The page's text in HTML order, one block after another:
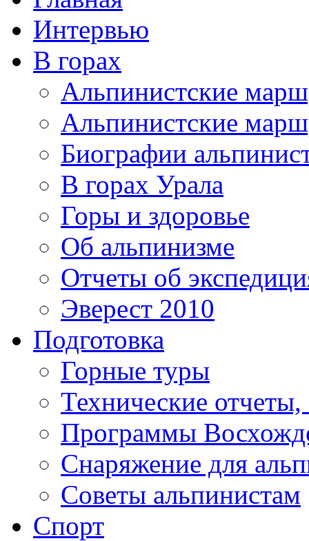
Интервью
В горах
Альпинистские
Альпинистские
Биографии
В горах Урала
Горы и здоровье
Об альпинизме
Отчеты об
Эверест 2010
Подготовка
Горные туры
Технические
Программы
Снаряжение для
Советы альпинистам
Спорт